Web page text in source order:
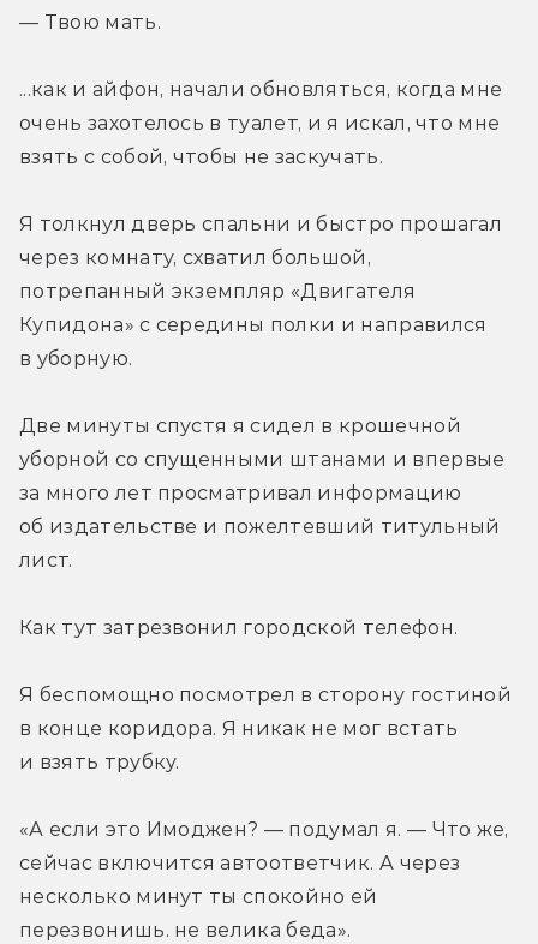
— Твою мать.
...как и айфон, начали обновляться, когда мне
очень захотелось в туалет, и я искал, что мне
взять с собой, чтобы не заскучать.
Я толкнул дверь спальни и быстро прошагал
через комнату, схватил большой,
потрепанный экземпляр «Двигателя
Купидона» с середины полки и направился
в уборную.
Две минуты спустя я сидел в крошечной
уборной со спущенными штанами и впервые
за много лет просматривал информацию
об издательстве и пожелтевший титульный
лист.
Как тут затрезвонил городской телефон.
Я беспомощно посмотрел в сторону гостиной
в конце коридора. Я никак не мог встать
и взять трубку.
«А если это Имоджен? — подумал я. — Что же,
сейчас включится автоответчик. А через
несколько минут ты спокойно ей
перезвонишь. не велика беда».